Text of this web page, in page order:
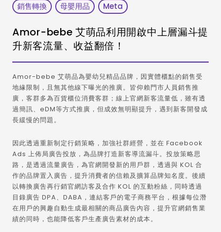
銷售轉換 母嬰用品 Meta
Amor-bebe 艾萌品利用開啟中上層漏斗提
升新客流量、收益翻倍！
Amor-bebe 艾萌品為嬰幼兒精品品牌，因實體櫃點的銷售受
地緣限制，且無其他線下曝光的推廣。皆仰賴門市人員銷售推
廣，客群多為百貨櫃位消費客群；線上官網新客流量低，雖有透
過簡訊、eDM等方式推廣，但成效無明顯提升，遇到新客開發成
長緩慢的問題。
因此透過重新制定行銷策略，加強社群經營，並在 Facebook
Ads 上佈局廣告投放，為品牌打造新客導流漏斗。投放策略思
路，是透過流量廣告，為官網開發新的用戶群，透過與 KOL 合
作的品牌置入廣告，提升消費者的信賴及擴算品牌知名度。後續
以轉換廣吿再行銷官網訪客及合作 KOL 的互動粉絲，同時透過
目錄廣告 DPA、DABA，連結客戶的電子商務平台，根據每位潛
在用戶的興趣自動生成最相關的商品廣告內容，提升官網銷售業
績的同時，也能降低客戶生產廣告素材的成本。